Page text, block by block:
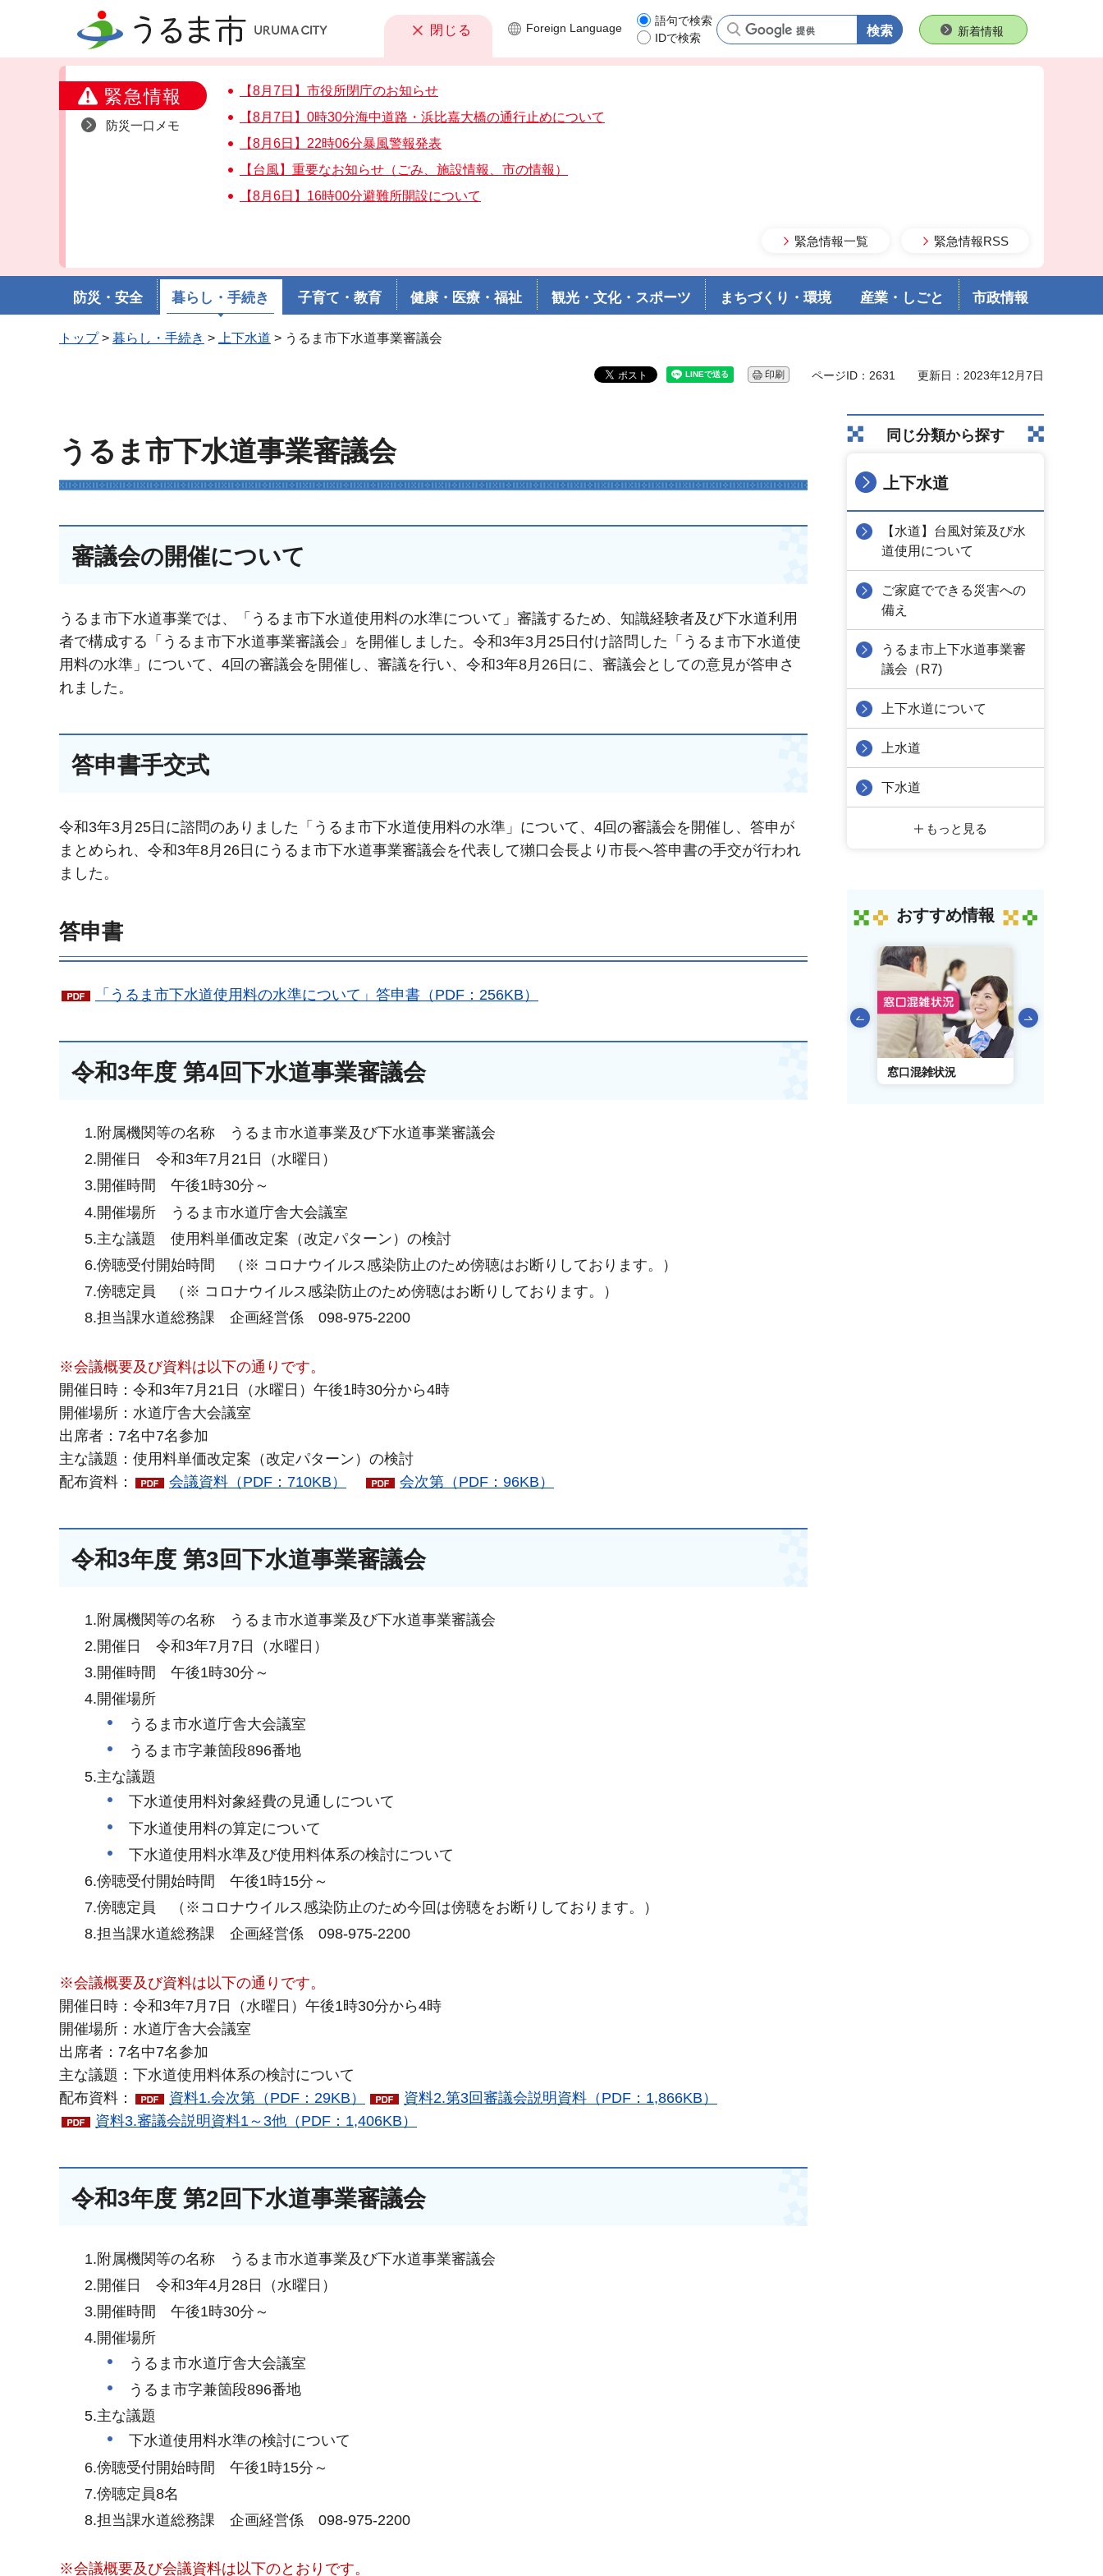
うるま市 閉じる
緊急情報
防災一口メモ
【8月7日】市役所閉庁のお知らせ
【8月7日】0時30分海中道路・浜比嘉大橋の通行止めについて
【8月6日】22時06分暴風警報発表
【台風】重要なお知らせ（ごみ、施設情報、市の情報）
【8月6日】16時00分避難所開設について
緊急情報一覧 緊急情報RSS
Foreign Language
語句で検索
IDで検索
語句で検索新着情報
防災・安全 暮らし・手続き 子育て・教育 健康・医療・福祉 観光・文化・スポーツ まちづくり・環境 産業・しごと 市政情報
トップ> 暮らし・手続き > 上下水道 > うるま市下水道事業審議会
印刷 ページID：2631 更新日：2023年12月7日
うるま市下水道事業審議会
審議会の開催について
うるま市下水道事業では、「うるま市下水道使用料の水準について」審議するため、知識経験者及び下水道利用
者で構成する「うるま市下水道事業審議会」を開催しました。令和3年3月25日付け諮問した「うるま市下水道使
用料の水準」について、4回の審議会を開催し、審議を行い、令和3年8月26日に、審議会としての意見が答申さ
れました。
答申書手交式
令和3年3月25日に諮問のありました「うるま市下水道使用料の水準」について、4回の審議会を開催し、答申が
まとめられ、令和3年8月26日にうるま市下水道事業審議会を代表して獺口会長より市長へ答申書の手交が行われ
ました。
答申書
「うるま市下水道使用料の水準について」答申書（PDF：256KB）
令和3年度 第4回下水道事業審議会
1.附属機関等の名称 うるま市水道事業及び下水道事業審議会
2.開催日 令和3年7月21日（水曜日）
3.開催時間 午後1時30分～
4.開催場所 うるま市水道庁舎大会議室
5.主な議題 使用料単価改定案（改定パターン）の検討
6.傍聴受付開始時間 （※ コロナウイルス感染防止のため傍聴はお断りしております。）
7.傍聴定員 （※ コロナウイルス感染防止のため傍聴はお断りしております。）
8.担当課水道総務課 企画経営係 098-975-2200
※会議概要及び資料は以下の通りです。
開催日時：令和3年7月21日（水曜日）午後1時30分から4時
開催場所：水道庁舎大会議室
出席者：7名中7名参加
主な議題：使用料単価改定案（改定パターン）の検討
配布資料：
会議資料（PDF：710KB） 会次第（PDF：96KB）
令和3年度 第3回下水道事業審議会
1.附属機関等の名称 うるま市水道事業及び下水道事業審議会
2.開催日 令和3年7月7日（水曜日）
3.開催時間 午後1時30分～
4.開催場所
うるま市水道庁舎大会議室
うるま市字兼箇段896番地
5.主な議題
下水道使用料対象経費の見通しについて
下水道使用料の算定について
下水道使用料水準及び使用料体系の検討について
6.傍聴受付開始時間 午後1時15分～
7.傍聴定員 （※コロナウイルス感染防止のため今回は傍聴をお断りしております。）
8.担当課水道総務課 企画経営係 098-975-2200
※会議概要及び資料は以下の通りです。
開催日時：令和3年7月7日（水曜日）午後1時30分から4時
開催場所：水道庁舎大会議室
出席者：7名中7名参加
主な議題：下水道使用料体系の検討について
配布資料：
資料1.会次第（PDF：29KB）
資料2.第3回審議会説明資料（PDF：1,866KB）
資料3.審議会説明資料1～3他（PDF：1,406KB）
令和3年度 第2回下水道事業審議会
1.附属機関等の名称 うるま市水道事業及び下水道事業審議会
2.開催日 令和3年4月28日（水曜日）
3.開催時間 午後1時30分～
4.開催場所
うるま市水道庁舎大会議室
うるま市字兼箇段896番地
5.主な議題
下水道使用料水準の検討について
6.傍聴受付開始時間 午後1時15分～
7.傍聴定員8名
8.担当課水道総務課 企画経営係 098-975-2200
※会議概要及び会議資料は以下のとおりです。
同じ分類から探す
上下水道
【水道】台風対策及び水
道使用について
ご家庭でできる災害への
備え
うるま市上下水道事業審
議会（R7)
上下水道について
上水道
下水道
もっと見る
おすすめ情報
前のスライドを表示
窓口混雑状況